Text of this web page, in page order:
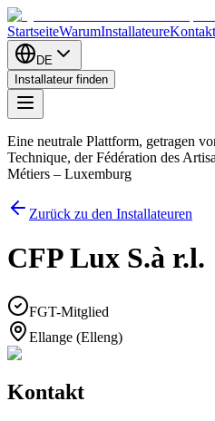
StartseiteWarumInstallateureKontakt
DE
Installateur finden
Eine neutrale Plattform, getragen
Technique, der Fédération des
Métiers – Luxemburg
Zurück zu den Installateuren
CFP Lux S.à r.l.
FGT-Mitglied
Ellange (Elleng)
Kontakt